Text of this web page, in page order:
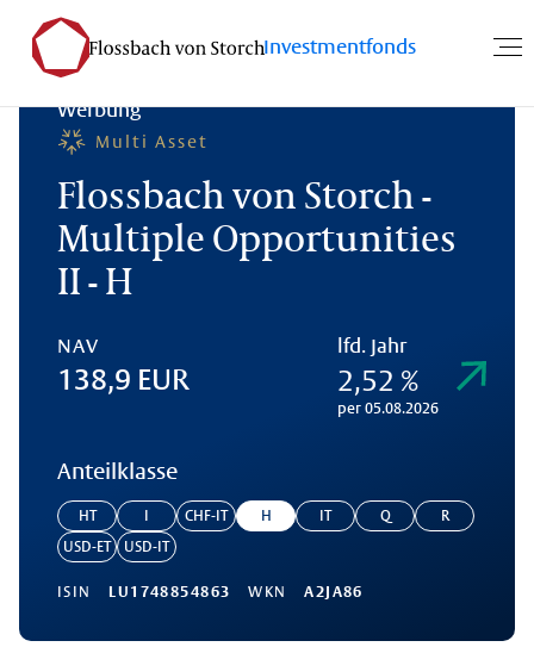
Investmentfonds
Werbung
Multi Asset
Flossbach von Storch -
Multiple Opportunities
II - H
NAV
138,9 EUR
lfd. Jahr
2,52 %
per 05.08.2026
Anteilklasse
HT CHF-IT H IT Q
R
USD-ET
USD-IT
ISIN LU1748854863 WKN A2JA86